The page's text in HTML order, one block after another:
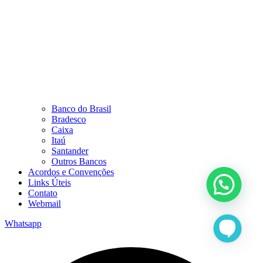
Banco do Brasil
Bradesco
Caixa
Itaú
Santander
Outros Bancos
Acordos e Convenções
Links Úteis
Contato
Webmail
Whatsapp